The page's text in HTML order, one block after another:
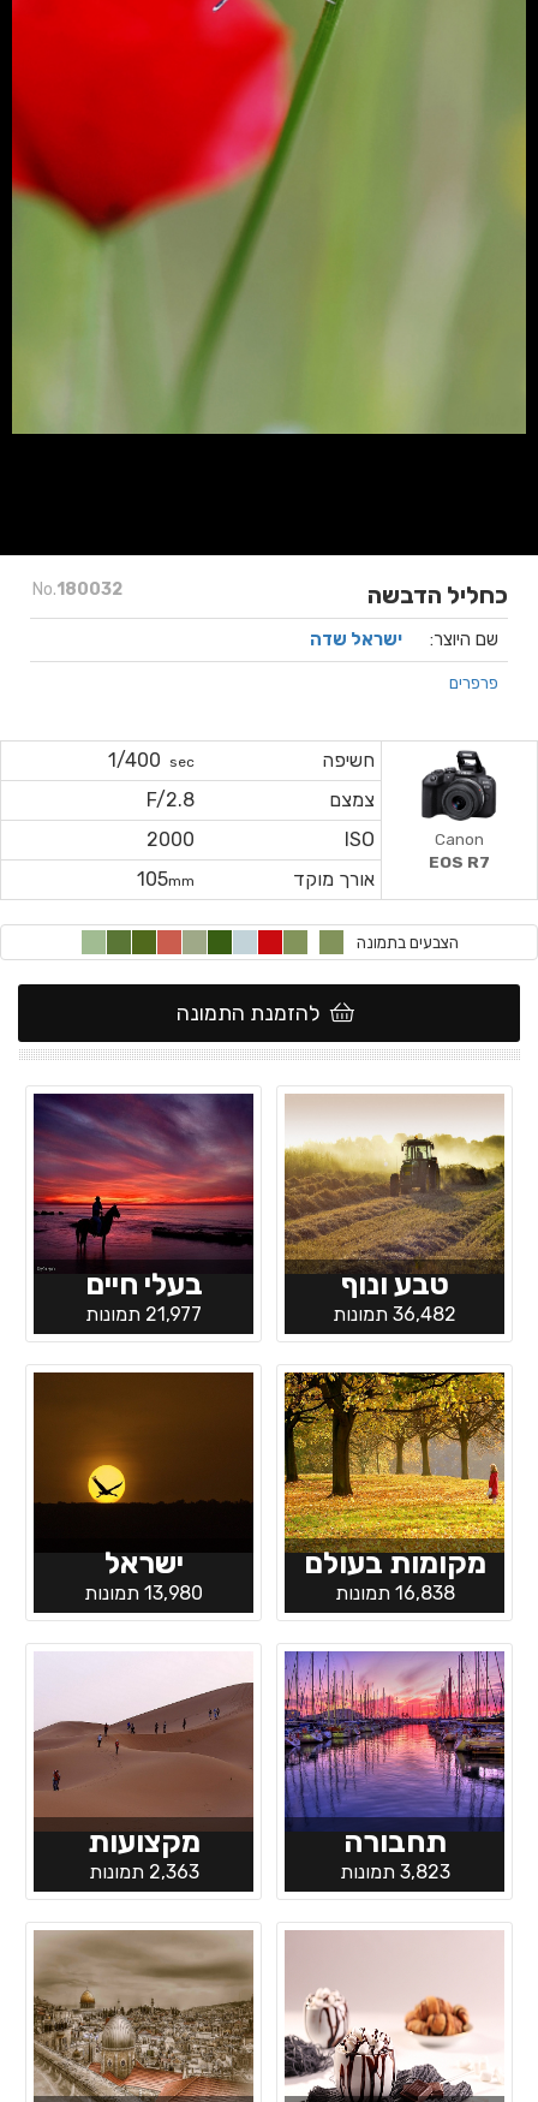
No.180032 כחליל הדבשה
שם היוצר: ישראל שדה
פרפרים
חשיפה sec
1/400
צמצם
F/2.8
ISO
2000
אורך מוקד
105mm
Canon
EOS R7
הצבעים בתמונה
להזמנת התמונה
טבע ונוף
36,482 תמונות
בעלי חיים
21,977 תמונות
מקומות בעולם
16,838 תמונות
ישראל
13,980 תמונות
תחבורה
3,823 תמונות
מקצועות
2,363 תמונות